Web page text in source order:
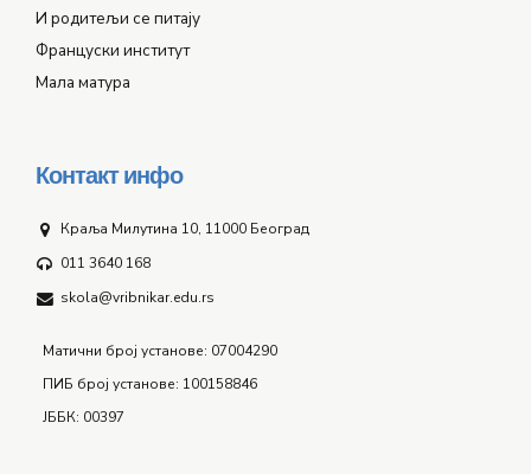
И родитељи се питају
Француски институт
Мала матура
Контакт инфо
Краља Милутина 10, 11000 Београд
011 3640 168
skola@vribnikar.edu.rs
Матични број установе: 07004290
ПИБ број установе: 100158846
ЈББК: 00397